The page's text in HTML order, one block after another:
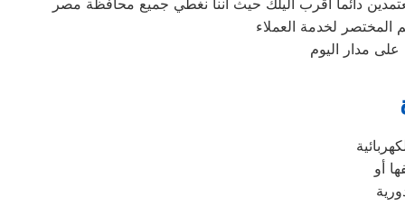
مدار اليوم
أو